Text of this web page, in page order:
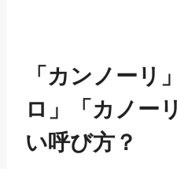
「カンノーリ
ロ」「カノー
い呼び方？